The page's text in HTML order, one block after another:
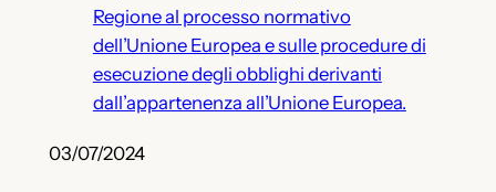
Regione al processo normativo
dell’Unione Europea e sulle procedure di
esecuzione degli obblighi derivanti
dall’appartenenza all’Unione Europea.
03/07/2024